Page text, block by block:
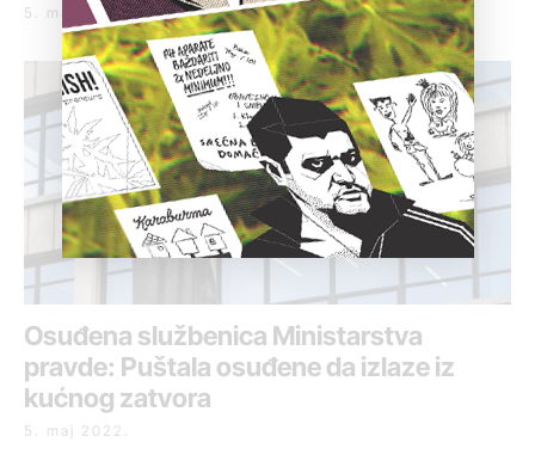
5. maj 2022.
Osuđena službenica Ministarstva
pravde: Puštala osuđene da izlaze iz
kućnog zatvora
5. maj 2022.